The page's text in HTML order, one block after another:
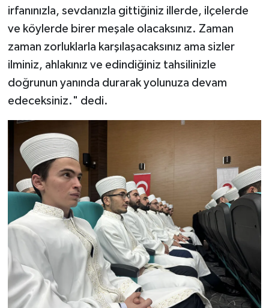
irfanınızla, sevdanızla gittiğiniz illerde, ilçelerde
ve köylerde birer meşale olacaksınız. Zaman
zaman zorluklarla karşılaşacaksınız ama sizler
ilminiz, ahlakınız ve edindiğiniz tahsilinizle
doğrunun yanında durarak yolunuza devam
edeceksiniz." dedi.
Diyarbakır Müftülüğü
Düzce Müftülüğü
Edirne Müftülüğü
Erzincan Müftülüğü
Erzurum Müftülüğü
Eskişehir Müftülüğü
Gaziantep Müftülüğü
Giresun Müftülüğü
Gümüşhane Müftülüğü
İhtida Haberleri